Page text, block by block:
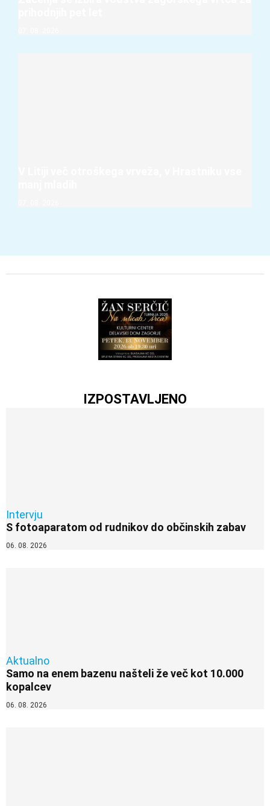
IZPOSTAVLJENO
Intervju
S fotoaparatom od rudnikov do občinskih zabav
06. 08. 2026
Aktualno
Samo na enem bazenu našteli že več kot 10.000
kopalcev
06. 08. 2026